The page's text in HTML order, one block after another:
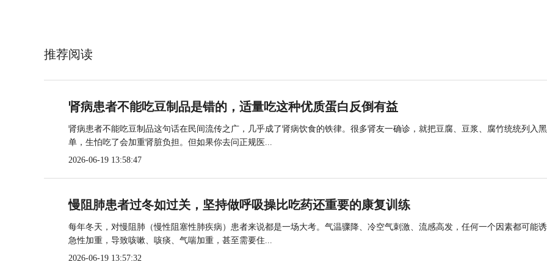
推荐阅读
肾病患者不能吃豆制品是错的，适量吃这种优质蛋白反倒有益
肾病患者不能吃豆制品这句话在民间流传之广，几乎成了肾病饮食的铁律。很多肾友一确诊，就把豆腐、豆浆、腐竹统统列入
单，生怕吃了会加重肾脏负担。但如果你去问正规医...
2026-06-19 13:58:47
慢阻肺患者过冬如过关，坚持做呼吸操比吃药还重要的康复训练
每年冬天，对慢阻肺（慢性阻塞性肺疾病）患者来说都是一场大考。气温骤降、冷空气刺激、流感高发，任何一个因素都可能
急性加重，导致咳嗽、咳痰、气喘加重，甚至需要住...
2026-06-19 13:57:32